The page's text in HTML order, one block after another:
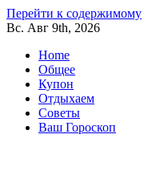
Перейти к содержимому
Вс. Авг 9th, 2026
Home
Общее
Купон
Отдыхаем
Советы
Ваш Гороскоп